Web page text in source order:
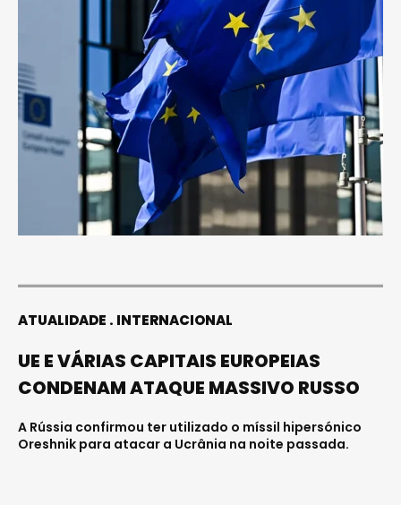
ATUALIDADE INTERNACIONAL
UE E VÁRIAS CAPITAIS EUROPEIAS
CONDENAM ATAQUE MASSIVO RUSSO
A Rússia confirmou ter utilizado o míssil hipersónico
Oreshnik para atacar a Ucrânia na noite passada.